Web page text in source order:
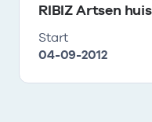
RIBIZ Artsen
Start
04-09-2012